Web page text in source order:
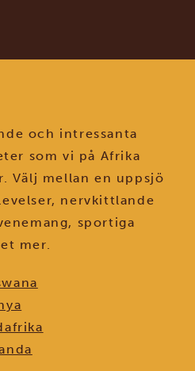
och intressanta
som vi på Afrika
Välj mellan en uppsjö
nervkittlande
sportiga
mer.